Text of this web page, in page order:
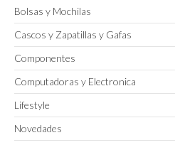
Bolsas y Mochilas
Cascos y Zapatillas y Gafas
Componentes
Computadoras y Electronica
Lifestyle
Novedades